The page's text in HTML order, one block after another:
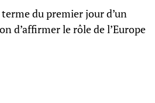
du premier jour d’un
d’affirmer le rôle de l’Europe